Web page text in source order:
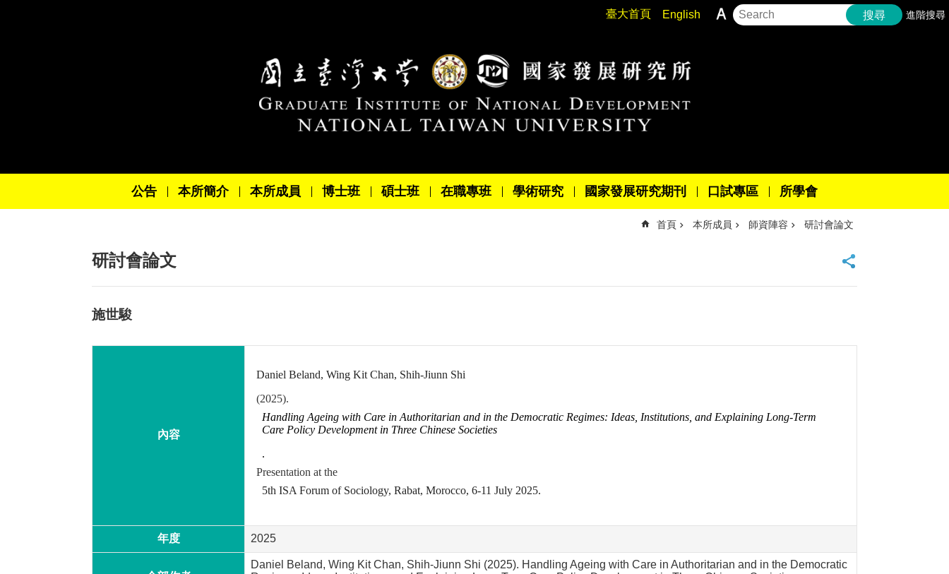
臺大首頁 English 搜尋 進階搜尋
公告 本所簡介 本所成員 博士班 碩士班 在職專班 學術研究 國家發展研究期刊 口試專區 所學會
首頁 本所成員 師資陣容 研討會論文
研討會論文
施世駿
內容
Daniel Beland, Wing Kit Chan, Shih-Jiunn Shi
(2025).
Handling Ageing with Care in Authoritarian and in the Democratic Regimes: Ideas, Institutions, and Explaining Long-Term
Care Policy Development in Three Chinese Societies
.
Presentation at the
5th ISA Forum of Sociology, Rabat, Morocco, 6-11 July 2025.
年度 2025
Daniel Beland, Wing Kit Chan, Shih-Jiunn Shi (2025). Handling Ageing with Care in Authoritarian and in the Democratic